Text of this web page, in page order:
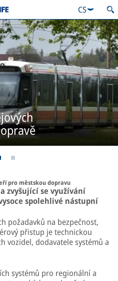
CS
pro městskou dopravu
zvyšující se využívání
spolehlivé nástupní
požadavků na bezpečnost,
přistup je technickou
vozidel, dodavatele systémů a
systémů pro regionální a